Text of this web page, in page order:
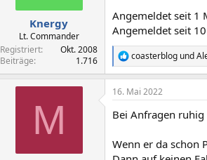
n
:
Knergy
Lt. Commander
Registriert
Okt. 2008
Beiträge
1.716
Angemeldet seit 1
Angemeldet seit
R
e
a
k
i
n
e
coasterblog und
M
16. Mai 2022
Bei Anfragen
Wenn er da schon